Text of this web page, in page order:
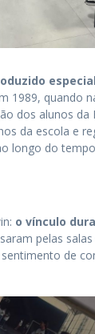
1989, quando
dos alunos da
da escola e
longo do
o vínculo
pelas
de